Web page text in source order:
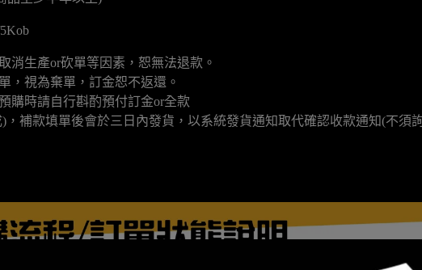
生產or砍單等因素，恕無法退款。
，視為棄單，訂金恕不返還。
購時請自行斟酌預付訂金or全款
補款填單後會於三日內發貨，以系統發貨通知取代確認收款通知(不須